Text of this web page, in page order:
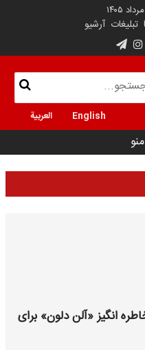
تبلیغات آرشیو
English العربية
از 10 فیلم خاطره انگیز «آلن دلون» برای